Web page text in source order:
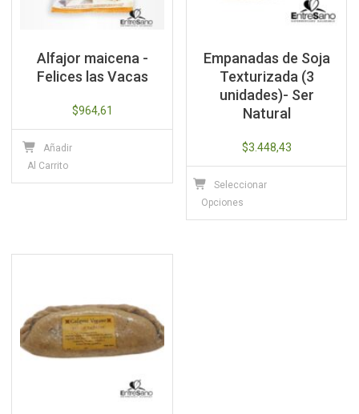
Alfajor maicena -
Felices las Vacas
$964,61
Añadir
Al Carrito
Empanadas de Soja
Texturizada (3
unidades)- Ser
Natural
$3.448,43
Seleccionar
Opciones